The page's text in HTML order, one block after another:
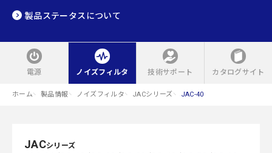
製品ステータスについて
電源 ノイズフィルタ 技術サポート カタログサイト
ホーム 製品情報 ノイズフィルタ JACシリーズ JAC-40
JACシリーズ